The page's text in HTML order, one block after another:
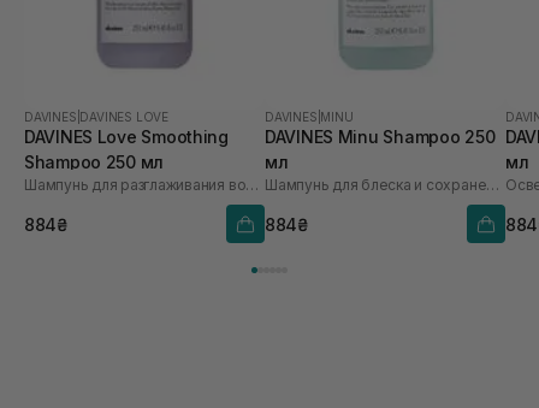
DAVINES DAVINES LOVE
DAVINES Love Smoothing
Shampoo 250 мл
Шампунь для разглаживания волнистых волос
884₴
DAVINES MINU
DAVINES Minu Shampoo 250
мл
Шампунь для блеска и сохранения цвета волос
884₴
мл